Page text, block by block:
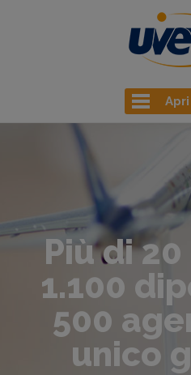
Più di
1.100
500
unico